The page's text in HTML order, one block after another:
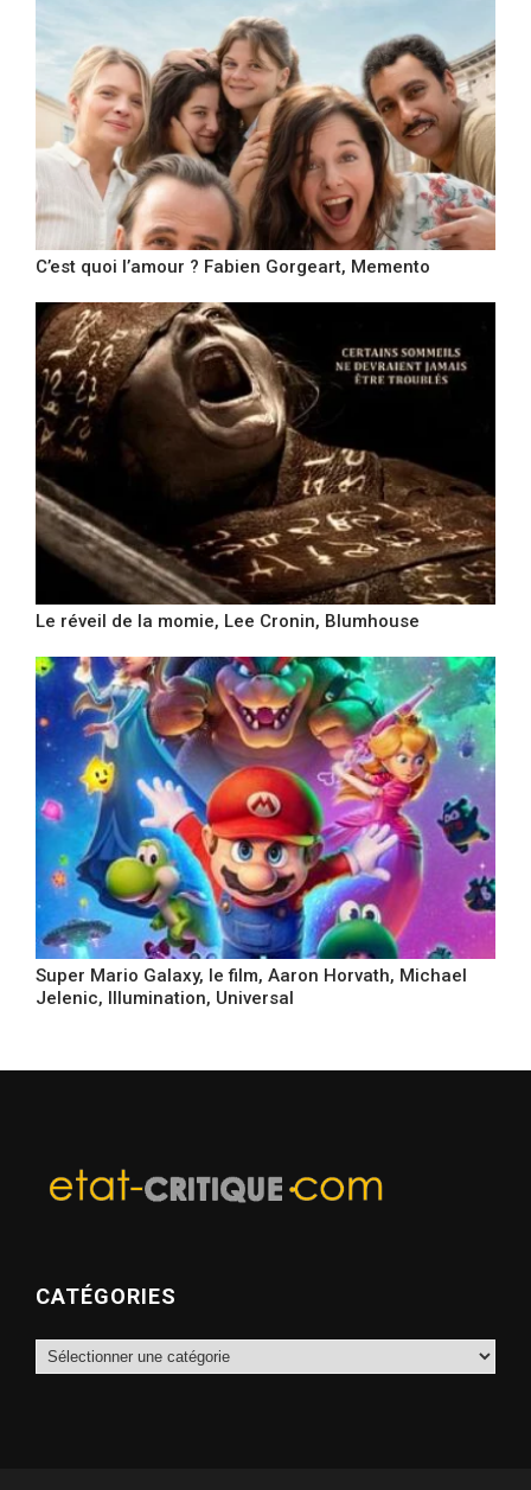
C’est quoi l’amour ? Fabien Gorgeart, Memento
Le réveil de la momie, Lee Cronin, Blumhouse
Super Mario Galaxy, le film, Aaron Horvath, Michael
Jelenic, Illumination, Universal
CATÉGORIES
Catégories